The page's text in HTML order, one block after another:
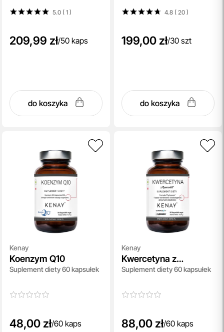
5.0 ( 1)
209,99 zł/50 kaps
do koszyka
4.8 ( 20)
199,00 zł/30 szt
do koszyka
Kenay
Koenzym Q10
Suplement diety 60 kapsułek
48,00 zł/60 kaps
Kenay
Kwercetyna z
Quercefit
Suplement diety 60 kapsułek
88,00 zł/60 kaps